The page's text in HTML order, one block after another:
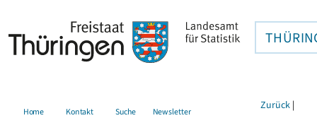
Home Kontakt Suche Newsletter Zurück |